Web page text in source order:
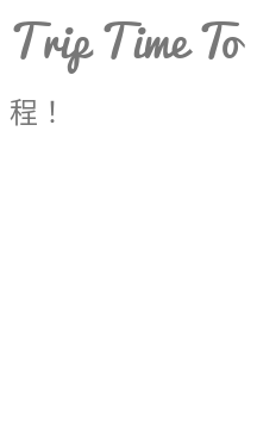
Trip Time To
程！